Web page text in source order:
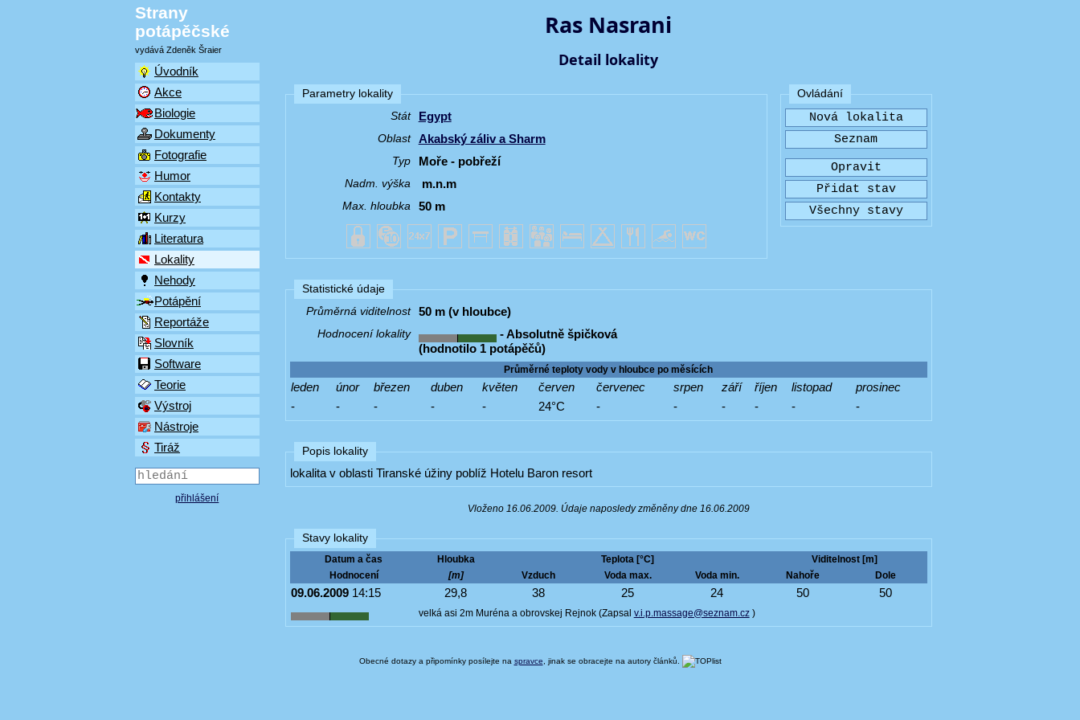
Strany
potápěčské
vydává Zdeněk Šraier
Úvodník
Akce
Biologie
Dokumenty
Fotografie
Humor
Kontakty
Kurzy
Literatura
Lokality
Nehody
Potápění
Reportáže
Slovník
Software
Teorie
Výstroj
Nástroje
Tiráž
přihlášení
Ras Nasrani
Detail lokality
Ovládání
Parametry lokality
Stát
Egypt
Oblast Akabský záliv a Sharm
Typ Moře - pobřeží
Nadm. výška m.n.m
Max. hloubka 50 m
Statistické údaje
Průměrná viditelnost
50 m (v hloubce)
Hodnocení lokality
- Absolutně špičková
(hodnotilo 1 potápěčů)
Průměrné teploty vody v hloubce po měsících
leden únor březen duben květen červen červenec srpen září říjen listopad
prosinec
-
- - - - 24°C - - - - - -
Popis lokality
lokalita v oblasti Tiranské úžiny poblíž Hotelu Baron resort
Vloženo 16.06.2009. Údaje naposledy změněny dne 16.06.2009
Stavy lokality
Datum a čas Hloubka Teplota [°C]
Viditelnost [m]
Hodnocení
[m] Vzduch Voda max. Voda min. Nahoře Dole
09.06.200914:15 29,8 38 25 24 50 50
velká asi 2m Muréna a obrovskej Rejnok (Zapsal v.i.p.massage@seznam.cz)
Obecné dotazy a připomínky posílejte na spravce , jinak se obracejte na autory článků.